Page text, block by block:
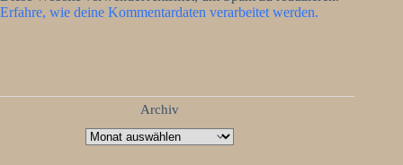
Erfahre, wie deine Kommentardaten verarbeitet werden.
Archiv